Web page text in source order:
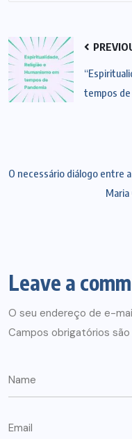
tempos de
O necessário diálogo entre
Maria
Leave a
O seu endereço de e-
Campos obrigatórios